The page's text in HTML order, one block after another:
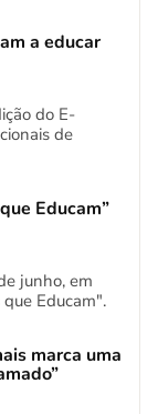
a educar
do E-
de
Educam”
junho, em
Educam".
marca uma